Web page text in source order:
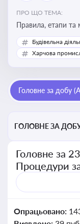
ПРО ЩО ТЕМА:
Правила, етапи та
проведення
державні чи
Будівельна
Харчова
Головне за добу
ГОЛОВНЕ ЗА
Головне за
Процедури
Опрацьовано: